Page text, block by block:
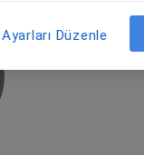
Ayarları Düzenle